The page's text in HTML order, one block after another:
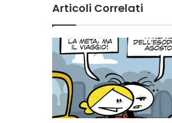
Articoli Correlati